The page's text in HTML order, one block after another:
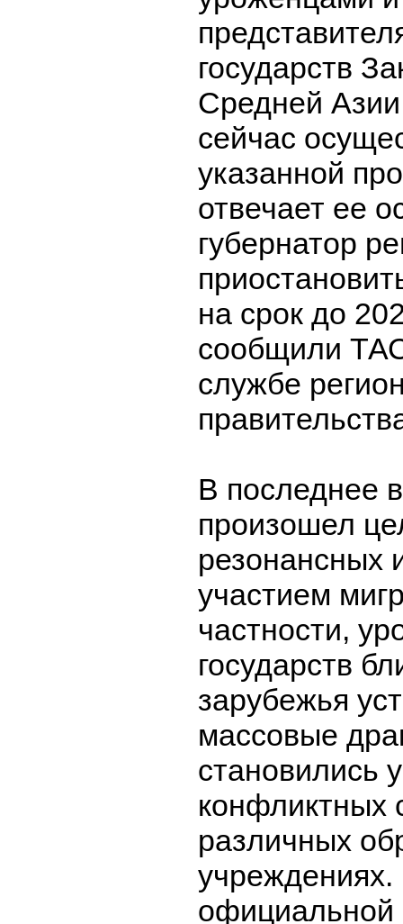
государств
Средней
сейчас
указанной
отвечает ее
губернатор
на срок до
сообщили
службе
В последнее
произошел
резонансных
участием
частности,
государств
зарубежья
массовые
становились
конфликтных
различных
официальной